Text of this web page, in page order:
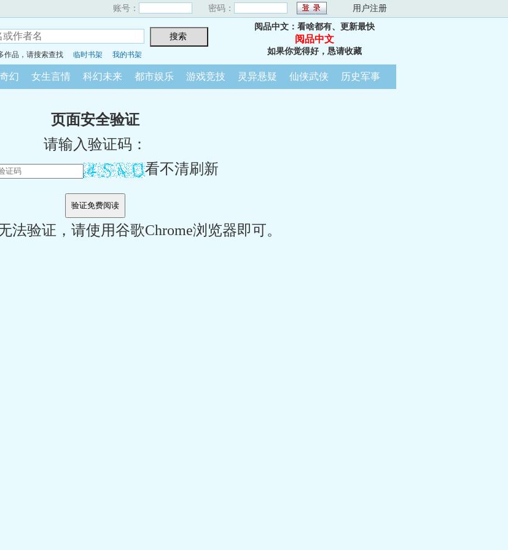
账号： 密码： 用户注册
作品，请搜索查找 临时书架 我的书架
阅品中文：看啥都有、更新最快
阅品中文
如果你觉得好，恳请收藏
幻 女生言情 科幻未来 都市娱乐 游戏竞技 灵异悬疑 仙侠武侠 历史军事
页面安全验证
请输入验证码：
看不清刷新
法验证，请使用谷歌Chrome浏览器即可。